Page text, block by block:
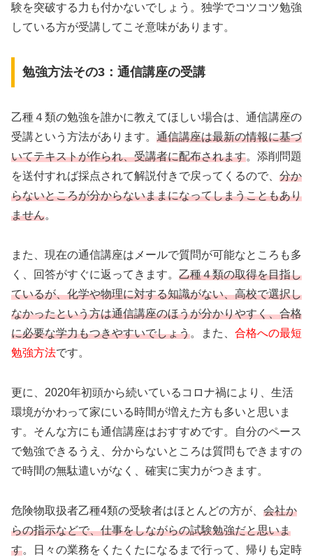
験を突破する力も付かないでしょう。独学でコツコツ勉強
している方が受講してこそ意味があります。
勉強方法その3：通信講座の受講
乙種４類の勉強を誰かに教えてほしい場合は、通信講座の
受講という方法があります。 通信講座は最新の情報に基づ
いてテキストが作られ、受講者に配布されます。添削問題
を送付すれば採点されて解説付きで戻ってくるので、 分か
らないところが分からないままになってしまうこともあり
ません。
また、現在の通信講座はメールで質問が可能なところも多
く、回答がすぐに返ってきます。 乙種４類の取得を目指し
ているが、化学や物理に対する知識がない、高校で選択し
なかったという方は通信講座のほうが分かりやすく、合格
に必要な学力もつきやすいでしょう。また、 合格への最短
勉強方法です。
更に、2020年初頭から続いているコロナ禍により、生活
環境がかわって家にいる時間が増えた方も多いと思いま
す。そんな方にも通信講座はおすすめです。自分のペース
で勉強できるうえ、分からないところは質問もできますの
で時間の無駄遣いがなく、確実に実力がつきます。
危険物取扱者乙種4類の受験者はほとんどの方が、 会社か
らの指示などで、仕事をしながらの試験勉強だと思いま
す。日々の業務をくたくたになるまで行って、帰りも定時